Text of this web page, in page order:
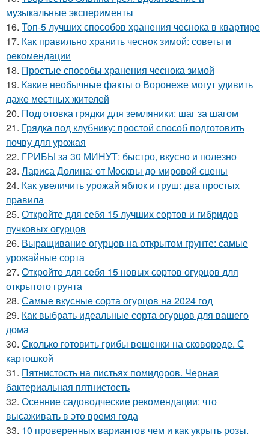
музыкальные эксперименты
16. Топ-5 лучших способов хранения чеснока в квартире
17. Как правильно хранить чеснок зимой: советы и
рекомендации
18. Простые способы хранения чеснока зимой
19. Какие необычные факты о Воронеже могут удивить
даже местных жителей
20. Подготовка грядки для земляники: шаг за шагом
21. Грядка под клубнику: простой способ подготовить
почву для урожая
22. ГРИБЫ за 30 МИНУТ: быстро, вкусно и полезно
23. Лариса Долина: от Москвы до мировой сцены
24. Как увеличить урожай яблок и груш: два простых
правила
25. Откройте для себя 15 лучших сортов и гибридов
пучковых огурцов
26. Выращивание огурцов на открытом грунте: самые
урожайные сорта
27. Откройте для себя 15 новых сортов огурцов для
открытого грунта
28. Самые вкусные сорта огурцов на 2024 год
29. Как выбрать идеальные сорта огурцов для вашего
дома
30. Сколько готовить грибы вешенки на сковороде. С
картошкой
31. Пятнистость на листьях помидоров. Черная
бактериальная пятнистость
32. Осенние садоводческие рекомендации: что
высаживать в это время года
33. 10 проверенных вариантов чем и как укрыть розы.